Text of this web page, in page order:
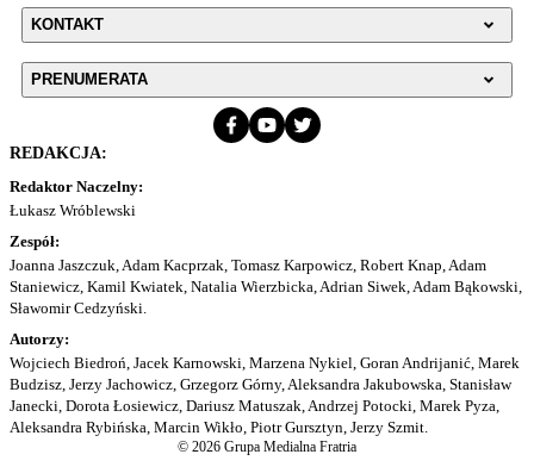
KONTAKT
PRENUMERATA
REDAKCJA:
Redaktor Naczelny:
Łukasz Wróblewski
Zespół:
Joanna Jaszczuk, Adam Kacprzak, Tomasz Karpowicz, Robert Knap, Adam
Staniewicz, Kamil Kwiatek, Natalia Wierzbicka, Adrian Siwek, Adam Bąkowski,
Sławomir Cedzyński.
Autorzy:
Wojciech Biedroń, Jacek Karnowski, Marzena Nykiel, Goran Andrijanić, Marek
Budzisz, Jerzy Jachowicz, Grzegorz Górny, Aleksandra Jakubowska, Stanisław
Janecki, Dorota Łosiewicz, Dariusz Matuszak, Andrzej Potocki, Marek Pyza,
Aleksandra Rybińska, Marcin Wikło, Piotr Gursztyn, Jerzy Szmit.
© 2026 Grupa Medialna Fratria